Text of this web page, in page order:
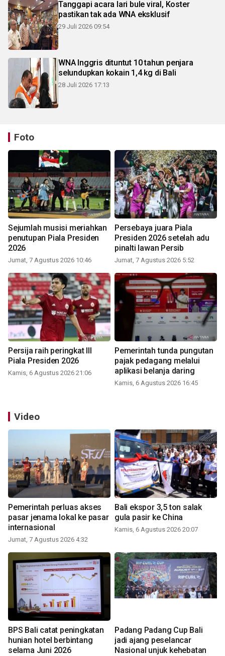
Tanggapi acara lari bule viral, Koster
pastikan tak ada WNA eksklusif
29 Juli 2026 09:54
WNA Inggris dituntut 10 tahun penjara
selundupkan kokain 1,4 kg di Bali
28 Juli 2026 17:13
Foto
Sejumlah musisi meriahkan
penutupan Piala Presiden
2026
Jumat, 7 Agustus 2026 10:46
Persebaya juara Piala
Presiden 2026 setelah adu
pinalti lawan Persib
Jumat, 7 Agustus 2026 5:52
Persija raih peringkat III
Piala Presiden 2026
Kamis, 6 Agustus 2026 21:06
Pemerintah tunda pungutan
pajak pedagang melalui
aplikasi belanja daring
Kamis, 6 Agustus 2026 16:45
Video
Pemerintah perluas akses
pasar jenama lokal ke pasar
internasional
Jumat, 7 Agustus 2026 4:32
Bali ekspor 3,5 ton salak
gula pasir ke China
Kamis, 6 Agustus 2026 20:07
BPS Bali catat peningkatan
hunian hotel berbintang
selama Juni 2026
Padang Padang Cup Bali
jadi ajang peselancar
Nasional unjuk kehebatan